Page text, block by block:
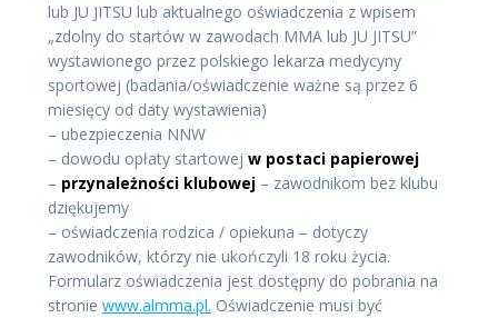
lub JU JITSU lub aktualnego oświadczenia z wpisem
„zdolny do startów w zawodach MMA lub JU JITSU”
wystawionego przez polskiego lekarza medycyny
sportowej (badania/oświadczenie ważne są przez 6
miesięcy od daty wystawienia)
– ubezpieczenia NNW
– dowodu opłaty startowej w postaci papierowej
– przynależności klubowej – zawodnikom bez klubu
dziękujemy
– oświadczenia rodzica / opiekuna – dotyczy
zawodników, którzy nie ukończyli 18 roku życia.
Formularz oświadczenia jest dostępny do pobrania na
stronie www.almma.pl. Oświadczenie musi być